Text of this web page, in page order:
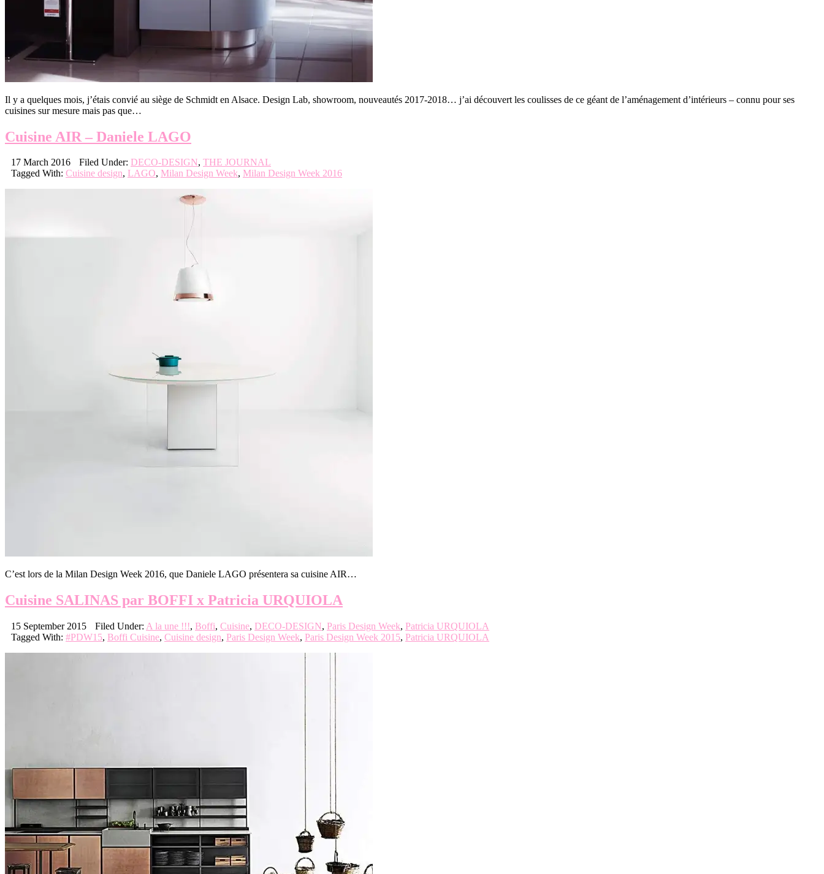
Il y a quelques mois, j’étais convié au siège de Schmidt en Alsace. Design Lab, showroom, nouveautés 2017-2018… j’ai découvert les coulisses de ce géant de l’aménagement d’intérieurs – connu pour ses
cuisines sur mesure mais pas que…
Cuisine AIR – Daniele LAGO
17 March 2016 Filed Under: DECO-DESIGN, THE JOURNAL
Tagged With: Cuisine design, LAGO, Milan Design Week, Milan Design Week 2016
C’est lors de la Milan Design Week 2016, que Daniele LAGO présentera sa cuisine AIR…
Cuisine SALINAS par BOFFI x Patricia URQUIOLA
15 September 2015 Filed Under: A la une !!!, Boffi, Cuisine, DECO-DESIGN, Paris Design Week, Patricia URQUIOLA
Tagged With: #PDW15, Boffi Cuisine, Cuisine design, Paris Design Week, Paris Design Week 2015, Patricia URQUIOLA